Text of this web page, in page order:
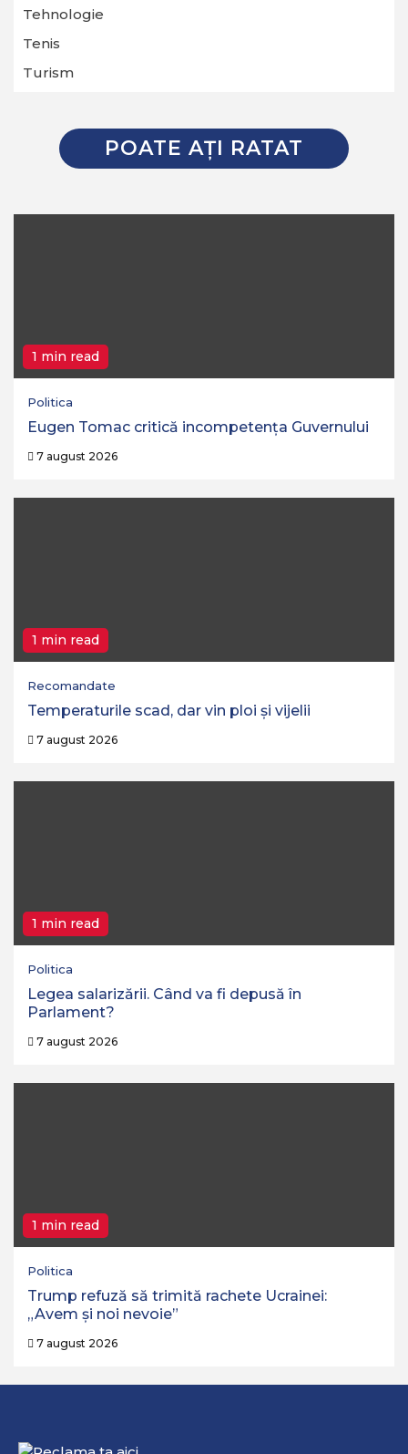
Tehnologie
Tenis
Turism
POATE AŢI RATAT
1 min read
Politica
Eugen Tomac critică incompetența Guvernului
7 august 2026
1 min read
Recomandate
Temperaturile scad, dar vin ploi și vijelii
7 august 2026
1 min read
Politica
Legea salarizării. Când va fi depusă în
Parlament?
7 august 2026
1 min read
Politica
Trump refuză să trimită rachete Ucrainei:
„Avem și noi nevoie”
7 august 2026